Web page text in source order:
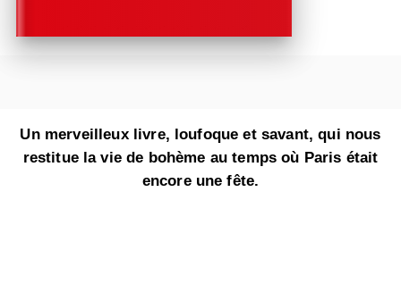
Un merveilleux livre, loufoque et savant, qui nous
restitue la vie de bohème au temps où Paris était
encore une fête.